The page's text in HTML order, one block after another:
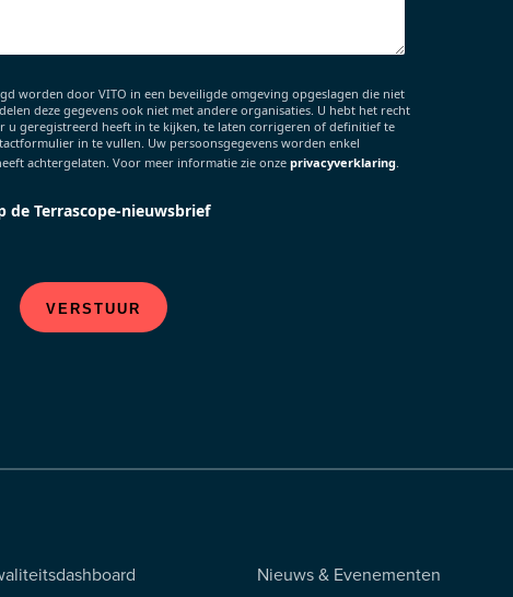
worden door VITO in een beveiligde omgeving opgeslagen die niet
deze gegevens ook niet met andere organisaties. U hebt het recht
u geregistreerd heeft in te kijken, te laten corrigeren of definitief te
in te vullen. Uw persoonsgegevens worden enkel
achtergelaten. Voor meer informatie zie onze privacyverklaring.
Terrascope-nieuwsbrief
VERSTUUR
Nieuws & Evenementen